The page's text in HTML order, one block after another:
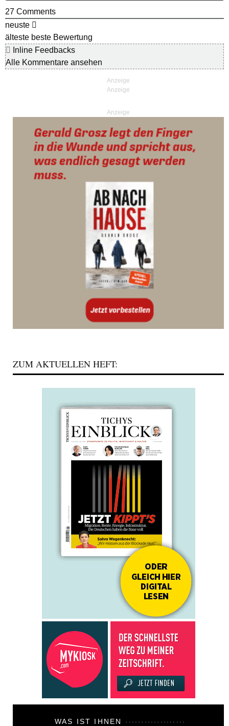
27 Comments
neuste
älteste beste Bewertung
Inline Feedbacks
Alle Kommentare ansehen
Anzeige
ZUM AKTUELLEN HEFT:
WAS IST IHNEN